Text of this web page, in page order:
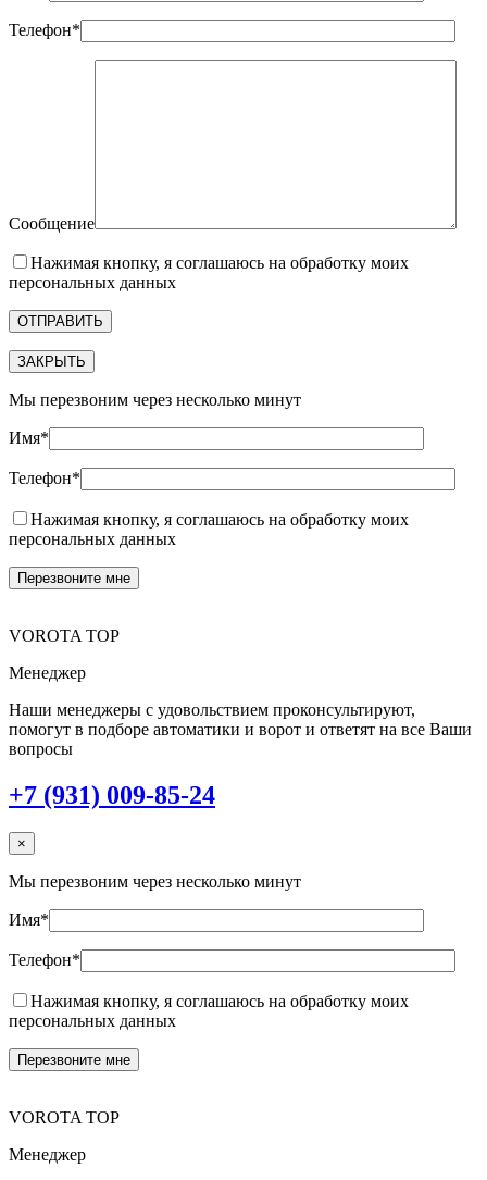
Телефон*
Сообщение
Нажимая кнопку, я соглашаюсь на обработку моих
персональных данных
ЗАКРЫТЬ
Мы перезвоним через несколько минут
Имя*
Телефон*
Нажимая кнопку, я соглашаюсь на обработку моих
персональных данных
VOROTA TOP
Менеджер
Наши менеджеры с удовольствием проконсультируют,
помогут в подборе автоматики и ворот и ответят на все Ваши
вопросы
+7 (931) 009-85-24
×
Мы перезвоним через несколько минут
Имя*
Телефон*
Нажимая кнопку, я соглашаюсь на обработку моих
персональных данных
VOROTA TOP
Менеджер